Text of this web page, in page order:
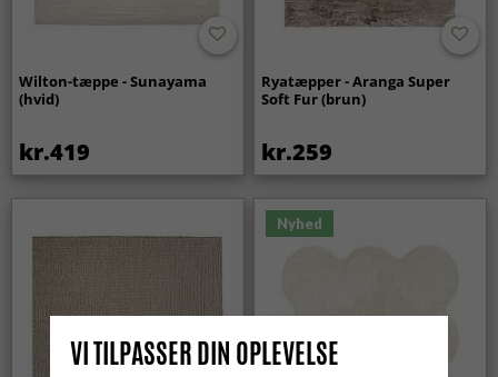
Wilton-tæppe - Sunayama
(hvid)
kr.419
Ryatæpper - Aranga Super
Soft Fur (brun)
kr.259
Nyhed
VI TILPASSER DIN OPLEVELSE